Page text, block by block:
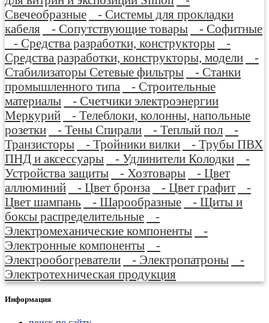
Свечеобразные
- Системы для прокладки
кабеля
- Сопутствующие товары
- Софитные
- Средства разработки, конструкторы
-
Средства разработки, конструкторы, модели
-
Стабилизаторы Сетевые фильтры
- Станки
промышленного типа
- Строительные
материалы
- Счетчики электроэнергии
Меркурий
- Телеблоки, колонны, напольные
розетки
- Тены Спирали - Теплый пол
-
Транзисторы
- Тройники вилки
- Трубы ПВХ
ПНД и аксессуары
- Удлинители Колодки
-
Устройства защиты
- Хозтовары
- Цвет
аллюминий
- Цвет бронза - Цвет графит
-
Цвет шампань
- Шарообразные
- Щиты и
боксы распределительные
-
Электромеханические компоненты
-
Электронные компоненты
-
Электрообогреватели
- Электропатроны
-
Электротехническая продукция
Информация